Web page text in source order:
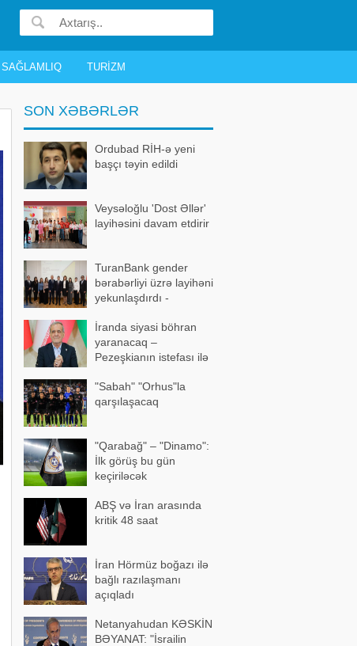
SAĞLAMLIQ TURIZM
SON XƏBƏRLƏR
Ordubad RİH-ə yeni
başçı təyin edildi
Veysəloğlu 'Dost Əllər'
layihəsini davam etdirir
TuranBank gender
bərabərliyi üzrə layihəni
yekunlaşdırdı -
İranda siyasi böhran
yaranacaq –
Pezeşkianın istefası ilə
"Sabah" "Orhus"la
qarşılaşacaq
"Qarabağ" – "Dinamo":
İlk görüş bu gün
keçiriləcək
ABŞ və İran arasında
kritik 48 saat
İran Hörmüz boğazı ilə
bağlı razılaşmanı
açıqladı
Netanyahudan KƏSKİN
BƏYANAT: "İsrailin